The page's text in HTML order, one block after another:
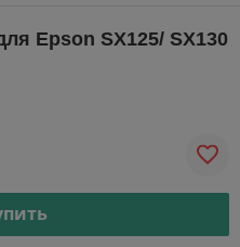
Epson SX125/ SX130